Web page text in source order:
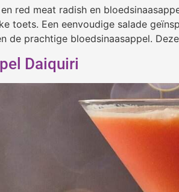
red meat radish en
toets. Een eenvoudige salade
de prachtige bloedsinaasappel.
Daiquiri